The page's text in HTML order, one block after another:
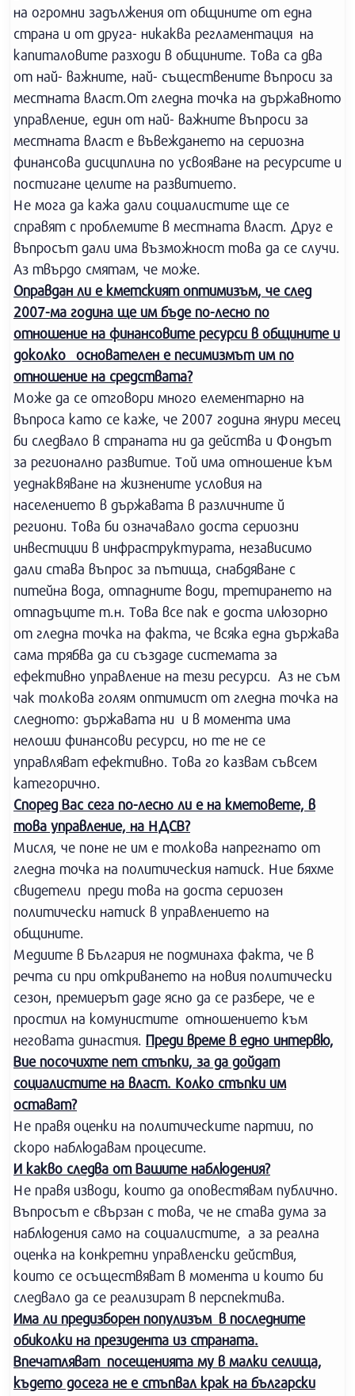
на огромни задължения от общините от една
страна и от друга- никаква регламентация на
капиталовите разходи в общините. Това са два
от най- важните, най- съществените въпроси за
местната власт.От гледна точка на държавното
управление, един от най- важните въпроси за
местната власт е въвеждането на сериозна
финансова дисциплина по усвояване на ресурсите и
постигане целите на развитието.
Не мога да кажа дали социалистите ще се
справят с проблемите в местната власт. Друг е
въпросът дали има възможност това да се случи.
Аз твърдо смятам, че може.
Оправдан ли е кметският оптимизъм, че след
2007-ма година ще им бъде по-лесно по
отношение на финансовите ресурси в общините и
доколко основателен е песимизмът им по
отношение на средствата?
Може да се отговори много елементарно на
въпроса като се каже, че 2007 година янури месец
би следвало в страната ни да действа и Фондът
за регионално развитие. Той има отношение към
уеднаквяване на жизнените условия на
населението в държавата в различните й
региони. Това би означавало доста сериозни
инвестиции в инфраструктурата, независимо
дали става въпрос за пътища, снабдяване с
питейна вода, отпадните води, третирането на
отпадъците т.н. Това все пак е доста илюзорно
от гледна точка на факта, че всяка една държава
сама трябва да си създаде системата за
ефективно управление на тези ресурси. Аз не съм
чак толкова голям оптимист от гледна точка на
следното: държавата ни и в момента има
нелоши финансови ресурси, но те не се
управляват ефективно. Това го казвам съвсем
категорично.
Според Вас сега по-лесно ли е на кметовете, в
това управление, на НДСВ?
Мисля, че поне не им е толкова напрегнато от
гледна точка на политическия натиск. Ние бяхме
свидетели преди това на доста сериозен
политически натиск в управлението на
общините.
Медиите в България не подминаха факта, че в
речта си при откриването на новия политически
сезон, премиерът даде ясно да се разбере, че е
простил на комунистите отношението към
неговата династия. Преди време в едно интервю,
Вие посочихте пет стъпки, за да дойдат
социалистите на власт. Колко стъпки им
остават?
Не правя оценки на политическите партии, по
скоро наблюдавам процесите.
И какво следва от Вашите наблюдения?
Не правя изводи, които да оповестявам публично.
Въпросът е свързан с това, че не става дума за
наблюдения само на социалистите, а за реална
оценка на конкретни управленски действия,
които се осъществяват в момента и които би
следвало да се реализират в перспектива.
Има ли предизборен популизъм в последните
обиколки на президента из страната.
Впечатляват посещенията му в малки селища,
където досега не е стъпвал крак на български